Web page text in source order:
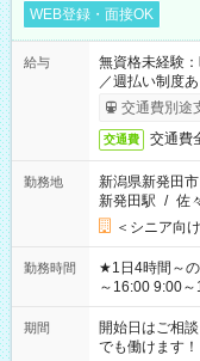
WEB登録・面接OK
給与
無資格未経験
／週払い制度
了次第のお支
交通費別途
交通費 交通費
勤務地
新潟県新発田市
新発田駅 / 佐
＜シニア向
勤務時間
★1日4時間～の時短シフトOK
～16:00 9:00～
の場合、他の
せん ※法令に
象となります
期間
開始日はご相
でも働けます！